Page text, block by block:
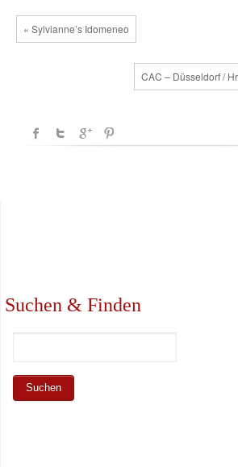
« Sylvianne’s Idomeneo
CAC – Düsseldorf /
Suchen & Finden